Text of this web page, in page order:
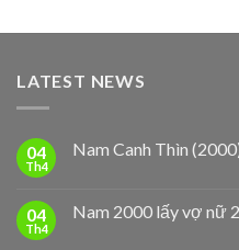
LATEST NEWS
04
Th4
Nam Canh Thìn
04
Th4
Nam 2000 lấy vợ nữ